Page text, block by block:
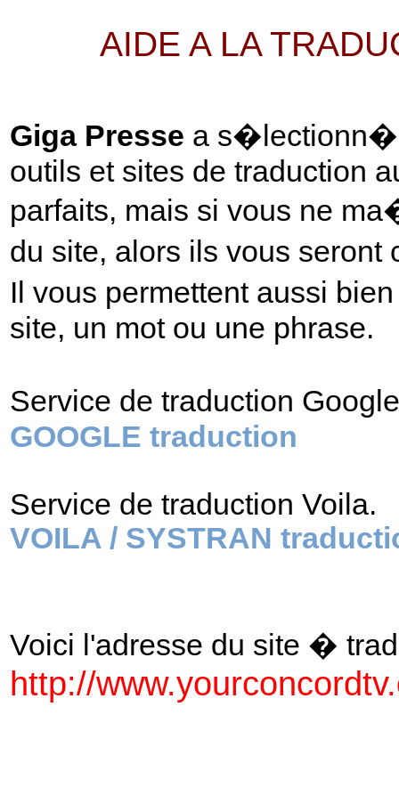
AIDE A LA
Giga Presse a s�lectionn�
outils et sites de traduction
parfaits, mais si vous ne
du site, alors ils vous
Il vous permettent aussi
site, un mot ou une phrase.
Service de traduction
GOOGLE traduction
Service de traduction Voila.
VOILA / SYSTRAN
Voici l'adresse du site �
http://